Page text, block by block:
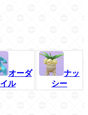
オーダ
イル
ナッ
シー